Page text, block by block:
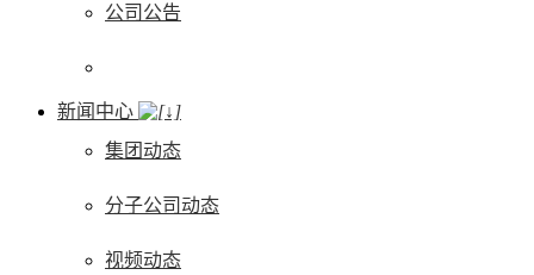
公司公告
新闻中心
集团动态
分子公司动态
视频动态